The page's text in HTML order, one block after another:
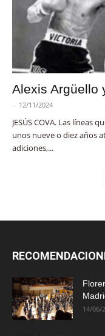
Alexis Argüello
- 12/11/2024
JESÚS COVA. Las líneas
unos nueve o diez años
adiciones,...
14/06/